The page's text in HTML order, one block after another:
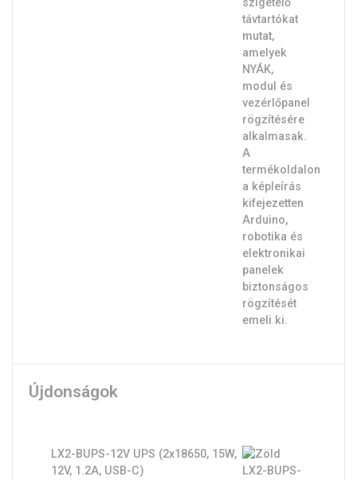
Újdonságok
LX2-BUPS-12V UPS (2x18650, 15W,
12V, 1.2A, USB-C)